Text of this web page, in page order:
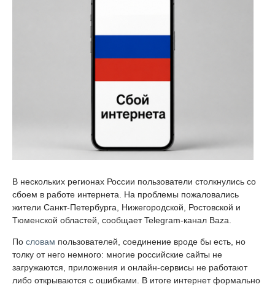
В нескольких регионах России пользователи столкнулись со
сбоем в работе интернета. На проблемы пожаловались
жители Санкт-Петербурга, Нижегородской, Ростовской и
Тюменской областей, сообщает Telegram-канал Baza.
По словам пользователей, соединение вроде бы есть, но
толку от него немного: многие российские сайты не
загружаются, приложения и онлайн-сервисы не работают
либо открываются с ошибками. В итоге интернет формально